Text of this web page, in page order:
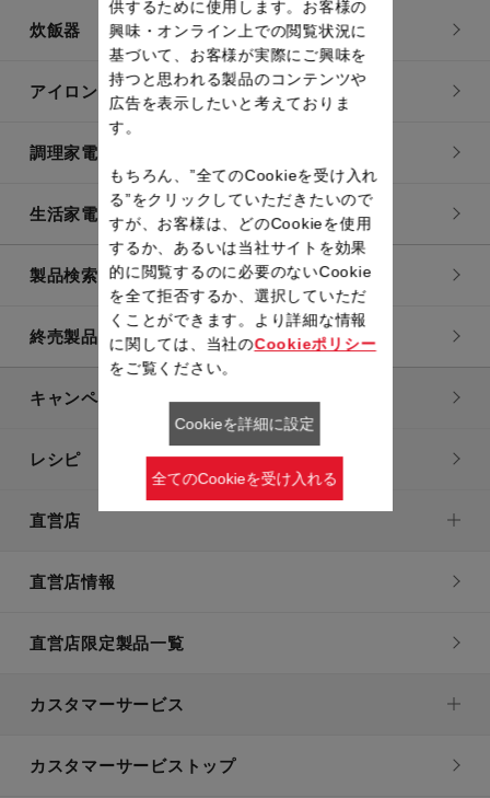
炊飯器
アイロン・衣類スチーマー
調理家電
生活家電
製品検索一覧
終売製品一覧
キャンペーン・特集
レシピ
直営店
直営店情報
直営店限定製品一覧
カスタマーサービス
カスタマーサービストップ
供するために使用します。お客様の
興味・オンライン上での閲覧状況に
基づいて、お客様が実際にご興味を
持つと思われる製品のコンテンツや
広告を表示したいと考えておりま
す。
もちろん、”全てのCookieを受け入れ
る”をクリックしていただきたいので
すが、お客様は、どのCookieを使用
するか、あるいは当社サイトを効果
的に閲覧するのに必要のないCookie
を全て拒否するか、選択していただ
くことができます。より詳細な情報
に関しては、当社のCookieポリシー
をご覧ください。
Cookieを詳細に設定
全てのCookieを受け入れる